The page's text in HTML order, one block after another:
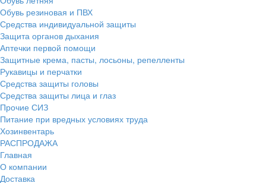
Обувь резиновая и ПВХ
Средства индивидуальной защиты
Защита органов дыхания
Аптечки первой помощи
Защитные крема, пасты, лосьоны, репелленты
Рукавицы и перчатки
Средства защиты головы
Средства защиты лица и глаз
Прочие СИЗ
Питание при вредных условиях труда
Хозинвентарь
РАСПРОДАЖА
Главная
О компании
Доставка